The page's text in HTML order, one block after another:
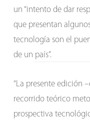
un “intento de dar
que presentan
tecnología son el
de un país”.
“La presente edición
recorrido teórico
prospectiva